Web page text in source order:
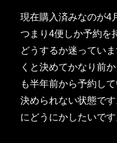
現在購入済みなのが4
つまり4便しか予約を
どうするか迷ってい
くと決めてかなり前
も半年前から予約し
決められない状態で
にどうにかしたいです